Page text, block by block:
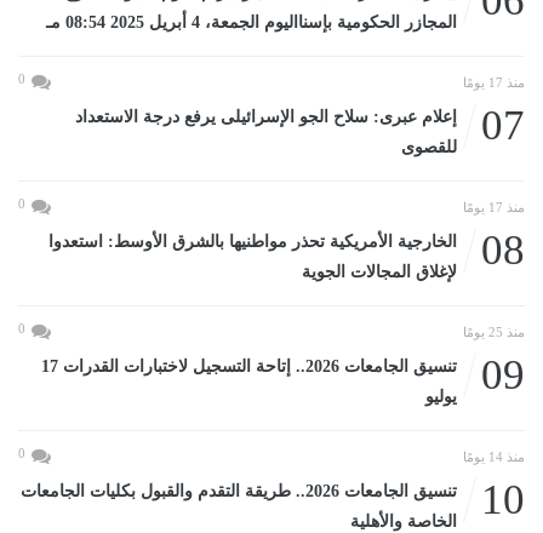
المجازر الحكومية بإسنااليوم الجمعة، 4 أبريل 2025 08:54 مـ
منذ 17 يومًا 0
07
إعلام عبرى: سلاح الجو الإسرائيلى يرفع درجة الاستعداد
للقصوى
منذ 17 يومًا 0
08
الخارجية الأمريكية تحذر مواطنيها بالشرق الأوسط: استعدوا
لإغلاق المجالات الجوية
منذ 25 يومًا 0
09
تنسيق الجامعات 2026.. إتاحة التسجيل لاختبارات القدرات 17
يوليو
منذ 14 يومًا 0
10
تنسيق الجامعات 2026.. طريقة التقدم والقبول بكليات الجامعات
الخاصة والأهلية